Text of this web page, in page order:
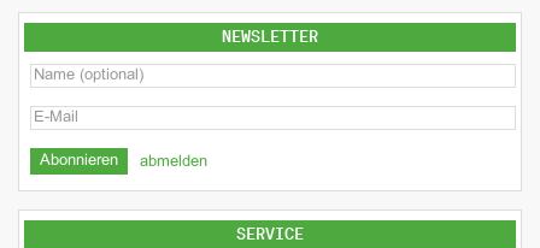
NEWSLETTER
abmelden
SERVICE